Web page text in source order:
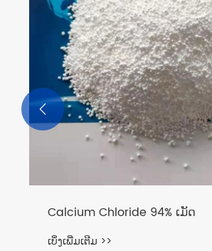
Calcium Chloride 94% ເມັດ
ເບິ່ງເພີ່ມເຕີມ >>
